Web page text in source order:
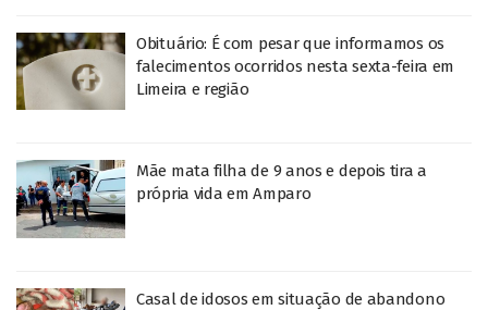
Obituário: É com pesar que informamos os
falecimentos ocorridos nesta sexta-feira em
Limeira e região
Mãe mata filha de 9 anos e depois tira a
própria vida em Amparo
Casal de idosos em situação de abandono